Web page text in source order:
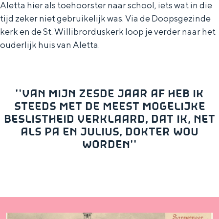
De rijkdom van Groningen is haar
veranderlijke landschap. Binen een mum
van tijd sta je vanuit de stad aan de
Waddenzee, midden in het groen of bij
een schattig wierdedorp.
S
e
t
e
nln
l
Nederlands
enG
o
t
Deutschde
e
n
Aletta hier als toehoorster naar school, iets wat in die
tijd zeker niet gebruikelijk was. Via de Doopsgezinde
kerk en de St. Willibrorduskerk loop je verder naar het
ouderlijk huis van Aletta.
''VAN MIJN ZESDE JAAR AF HEB IK
STEEDS MET DE MEEST MOGELIJKE
BESLISTHEID VERKLAARD, DAT IK, NET
ALS PA EN JULIUS, DOKTER WOU
WORDEN''